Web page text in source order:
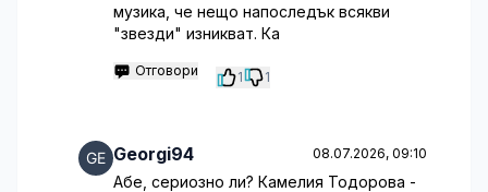
музика, че нещо напоследък всякви
"звезди" изникват. Ка
Отговори 1 1
Georgi94 08.07.2026, 09:10
Абе, сериозно ли? Камелия Тодорова -